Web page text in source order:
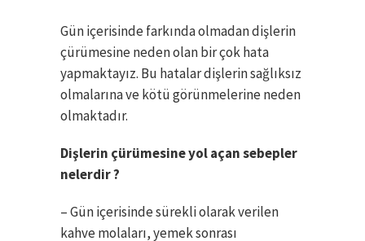
Gün içerisinde farkında olmadan dişlerin
çürümesine neden olan bir çok hata
yapmaktayız. Bu hatalar dişlerin sağlıksız
olmalarına ve kötü görünmelerine neden
olmaktadır.
Dişlerin çürümesine yol açan sebepler
nelerdir ?
– Gün içerisinde sürekli olarak verilen
kahve molaları, yemek sonrası